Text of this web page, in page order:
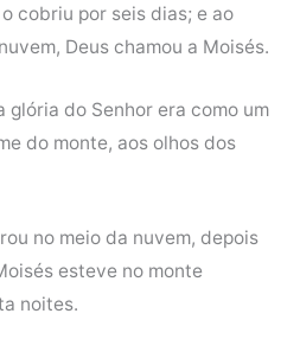
cobriu por seis dias; e ao
Deus chamou a Moisés.
glória do Senhor era como um
do monte, aos olhos dos
no meio da nuvem, depois
esteve no monte
noites.